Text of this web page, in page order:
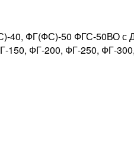
40, ФГ(ФС)-50 ФГС-50ВО
ФГ-200, ФГ-250, ФГ-